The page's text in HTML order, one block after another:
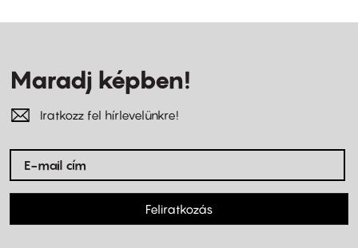
Maradj képben!
Iratkozz fel hírlevelünkre!
Feliratkozás